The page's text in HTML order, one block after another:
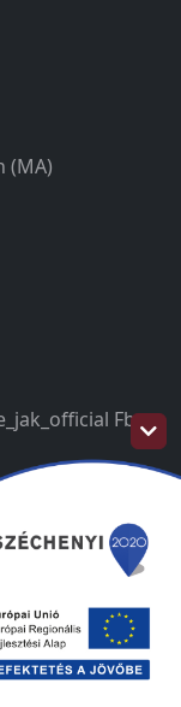
(MA)
Fb: